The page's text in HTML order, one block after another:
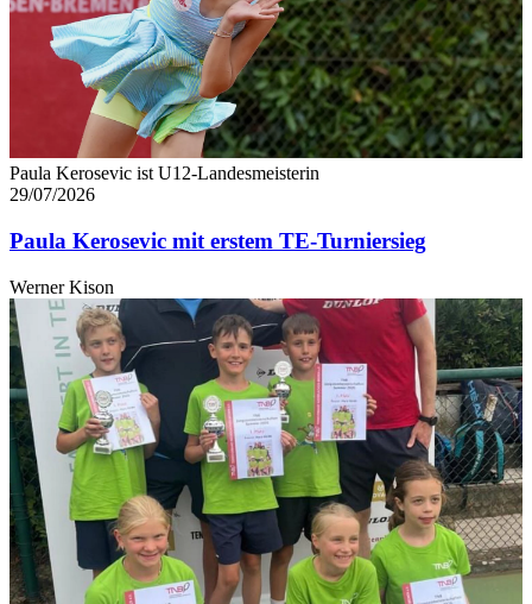
Paula Kerosevic ist U12-Landesmeisterin
29/07/2026
Paula Kerosevic mit erstem TE-Turniersieg
Werner Kison